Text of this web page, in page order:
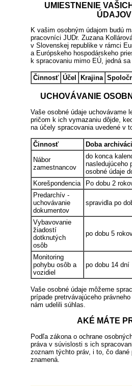
UMIESTNENIE
ÚDAJOV
K vašim osobným údajom budú
pracovníci JUDr. Zuzana
v Slovenskej republike v rámci
a Európskeho hospodárskeho
k spracovaniu mimo EÚ, jedná
Činnosť Účel Krajina
UCHOVÁVANIE
Vaše osobné údaje uchovávame
pričom k ich vymazaniu dôjde,
na účely spracovania uvedené v
Činnosť
Doba
Nábor
zamestnancov
do konca
nasledujúceho
osobné údaje
Korešpondencia
Po dobu 2
Predarchív -
uchovávanie
dokumentov
spravidla po
Vybavovanie
žiadostí
dotknutých
osôb
po dobu 5
Monitoring
pohybu osôb a
vozidiel
po dobu 14 dní
Vaše osobné údaje môžeme
prípade pretrvávajúceho
nám udelili súhlas.
AKÉ MÁTE
Podľa zákona o ochrane
práva v súvislosti s ich
zoznam týchto práv, i to, čo dané
znamená.